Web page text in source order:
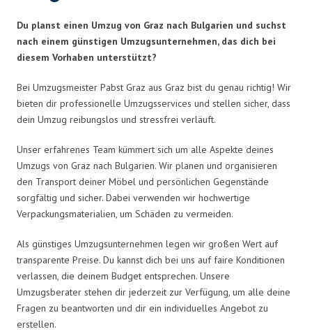
Du planst einen Umzug von Graz nach Bulgarien und suchst
nach einem günstigen Umzugsunternehmen, das dich bei
diesem Vorhaben unterstützt?
Bei Umzugsmeister Pabst Graz aus Graz bist du genau richtig! Wir
bieten dir professionelle Umzugsservices und stellen sicher, dass
dein Umzug reibungslos und stressfrei verläuft.
Unser erfahrenes Team kümmert sich um alle Aspekte deines
Umzugs von Graz nach Bulgarien. Wir planen und organisieren
den Transport deiner Möbel und persönlichen Gegenstände
sorgfältig und sicher. Dabei verwenden wir hochwertige
Verpackungsmaterialien, um Schäden zu vermeiden.
Als günstiges Umzugsunternehmen legen wir großen Wert auf
transparente Preise. Du kannst dich bei uns auf faire Konditionen
verlassen, die deinem Budget entsprechen. Unsere
Umzugsberater stehen dir jederzeit zur Verfügung, um alle deine
Fragen zu beantworten und dir ein individuelles Angebot zu
erstellen.